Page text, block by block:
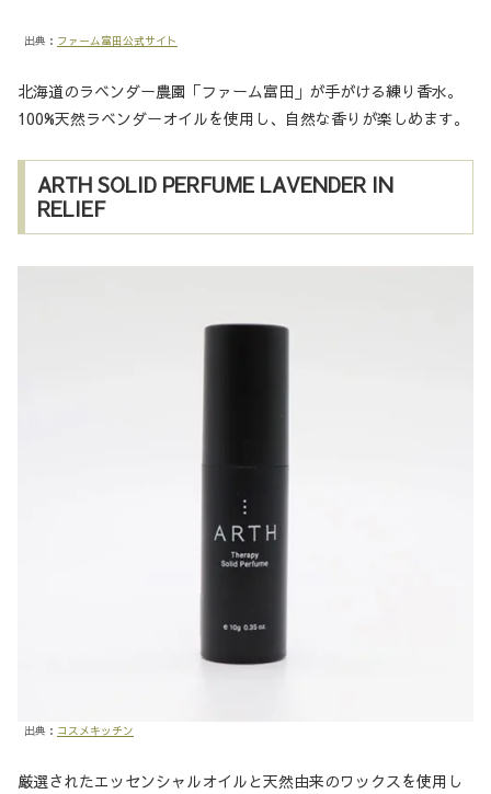
出典： ファーム富田公式サイト
北海道のラベンダー農園「ファーム富田」が手がける練り香水。
​100%天然ラベンダーオイルを使用し、自然な香りが楽しめます。​
ARTH SOLID PERFUME LAVENDER IN
RELIEF
出典： コスメキッチン
厳選されたエッセンシャルオイルと天然由来のワックスを使用し